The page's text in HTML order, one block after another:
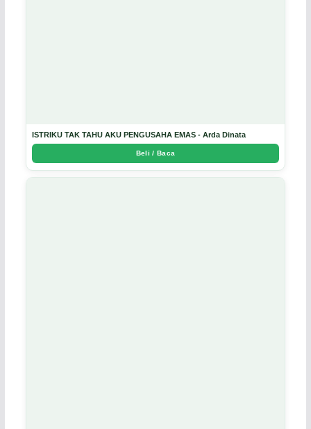
ISTRIKU TAK TAHU AKU PENGUSAHA EMAS - Arda Dinata
Beli / Baca